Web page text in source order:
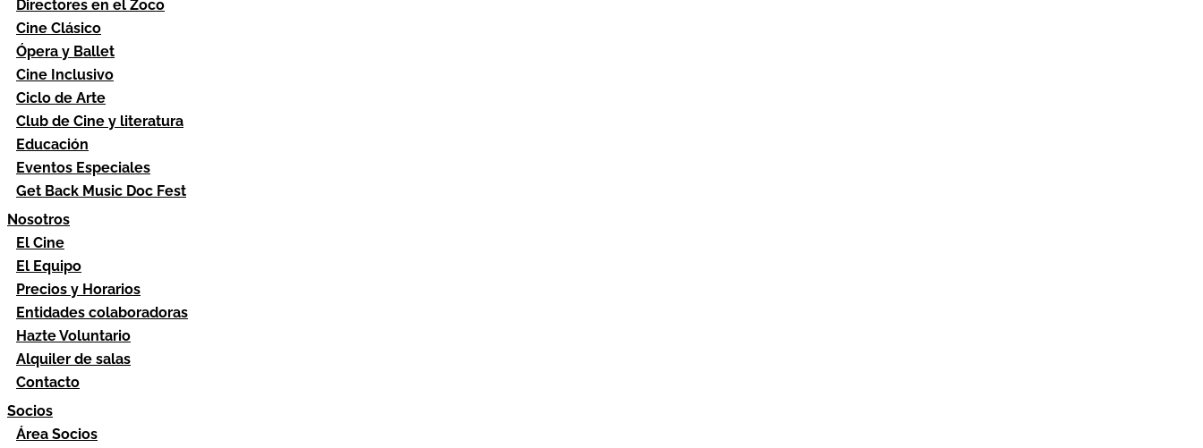
Directores en el Zoco
Cine Clásico
Ópera y Ballet
Cine Inclusivo
Ciclo de Arte
Club de Cine y literatura
Educación
Eventos Especiales
Get Back Music Doc Fest
Nosotros
El Cine
El Equipo
Precios y Horarios
Entidades colaboradoras
Hazte Voluntario
Alquiler de salas
Contacto
Socios
Área Socios